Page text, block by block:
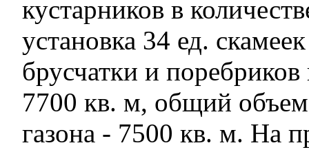
кустарников в
установка 34 ед.
брусчатки и
7700 кв. м, общий
газона - 7500 кв. м. На